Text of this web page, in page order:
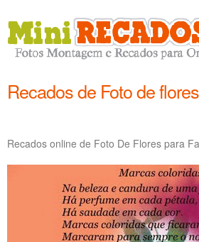
Recados de Foto de flores
Recados online de Foto De Flores para